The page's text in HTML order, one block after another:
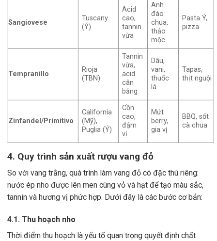
Sangiovese
Tuscany
(Ý)
Acid
cao,
tannin
vừa
Anh
đào
chua,
thảo
mộc
Pasta Ý,
pizza
Tempranillo
Rioja
(TBN)
Tannin
vừa,
acid
cân
bằng
Dâu,
vani,
thuốc
lá
Tapas,
thịt nguội
Zinfandel/Primitivo
California
(Mỹ),
Puglia (Ý)
Cồn
cao,
đậm
vị
Mứt
berry,
gia vị
BBQ, sốt
cà chua
4. Quy trình sản xuất rượu vang đỏ
So với vang trắng, quá trình làm vang đỏ có đặc thù riêng:
nước ép nho được lên men cùng vỏ và hạt để tạo màu sắc,
tannin và hương vị phức hợp. Dưới đây là các bước cơ bản:
4.1. Thu hoạch nho
Thời điểm thu hoạch là yếu tố quan trọng quyết định chất